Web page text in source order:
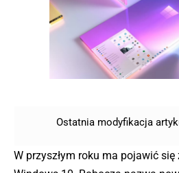
Ostatnia modyfikacja
W przyszłym roku ma pojawić